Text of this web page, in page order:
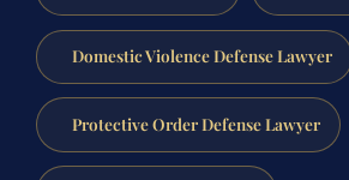
Domestic Violence Defense Lawyer
Protective Order Defense Lawyer